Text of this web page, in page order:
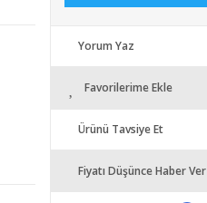
Yorum Yaz
Favorilerime Ekle
Ürünü Tavsiye Et
Fiyatı Düşünce Haber Ver